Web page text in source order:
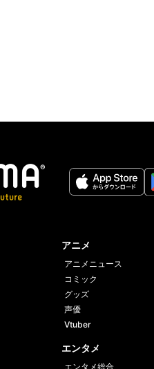
アニメ
アニメニュース
コミック
グッズ
声優
Vtuber
エンタメ
エンタメ総合